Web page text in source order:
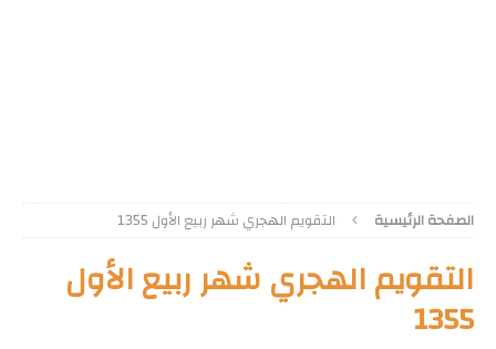
الصفحة الرئيسية التقويم الهجري شهر ربيع الأول 1355
التقويم الهجري شهر ربيع الأول
1355